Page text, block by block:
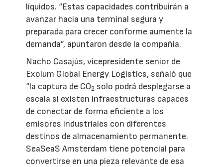
líquidos. “Estas capacidades contribuirán a
avanzar hacia una terminal segura y
preparada para crecer conforme aumente la
demanda”, apuntaron desde la compañía.
Nacho Casajús, vicepresidente senior de
Exolum Global Energy Logistics, señaló que
“la captura de CO2 solo podrá desplegarse a
escala si existen infraestructuras capaces
de conectar de forma eficiente a los
emisores industriales con diferentes
destinos de almacenamiento permanente.
SeaSeaS Amsterdam tiene potencial para
convertirse en una pieza relevante de esa